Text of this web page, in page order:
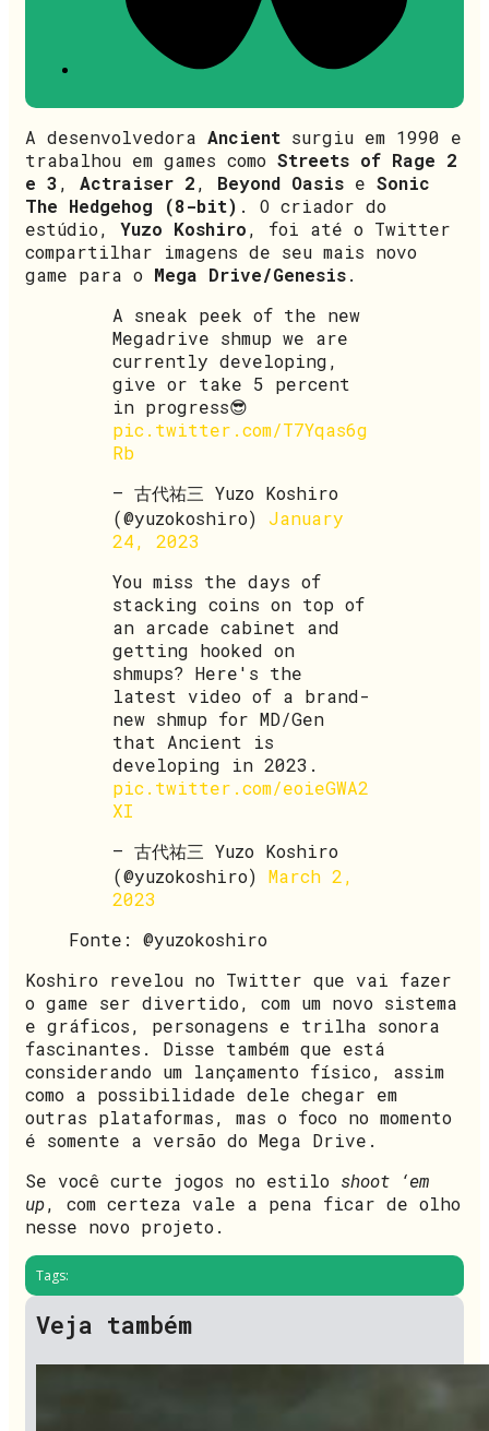
A desenvolvedora Ancient surgiu em 1990 e
trabalhou em games como Streets of Rage 2
e 3, Actraiser 2, Beyond Oasis e Sonic
The Hedgehog (8-bit) . O criador do
estúdio, Yuzo Koshiro, foi até o Twitter
compartilhar imagens de seu mais novo
game para o Mega Drive/Genesis.
A sneak peek of the new
Megadrive shmup we are
currently developing,
give or take 5 percent
in progress😎
pic.twitter.com/T7Yqas6g
Rb
— 古代祐三 Yuzo Koshiro
(@yuzokoshiro) January
24, 2023
You miss the days of
stacking coins on top of
an arcade cabinet and
getting hooked on
shmups? Here's the
latest video of a brand-
new shmup for MD/Gen
that Ancient is
developing in 2023.
pic.twitter.com/eoieGWA2
XI
— 古代祐三 Yuzo Koshiro
(@yuzokoshiro) March 2,
2023
Fonte: @yuzokoshiro
Koshiro revelou no Twitter que vai fazer
o game ser divertido, com um novo sistema
e gráficos, personagens e trilha sonora
fascinantes. Disse também que está
considerando um lançamento físico, assim
como a possibilidade dele chegar em
outras plataformas, mas o foco no momento
é somente a versão do Mega Drive.
Se você curte jogos no estilo shoot ‘em
up, com certeza vale a pena ficar de olho
nesse novo projeto.
Tags:
Veja também